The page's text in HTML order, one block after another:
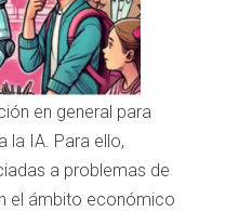
en general para
la IA. Para ello,
a problemas de
el ámbito económico